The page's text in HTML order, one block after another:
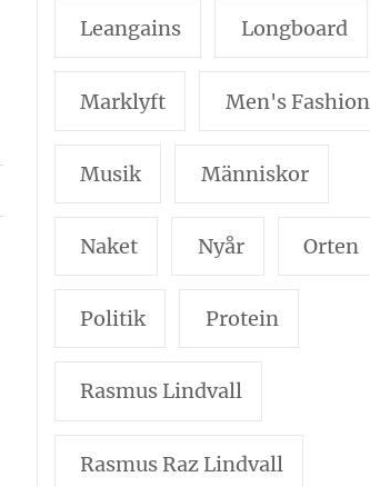
Leangains Longboard
Marklyft Men's Fashion
Musik Människor
Naket Nyår Orten
Politik Protein
Rasmus Lindvall
Rasmus Raz Lindvall